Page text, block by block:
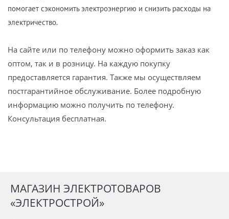
помогает сэкономить электроэнергию и снизить расходы на
электричество.
На сайте или по телефону можно оформить заказ как
оптом, так и в розницу. На каждую покупку
предоставляется гарантия. Также мы осуществляем
постгарантийное обслуживание. Более подробную
информацию можно получить по телефону.
Консультация бесплатная.
МАГАЗИН ЭЛЕКТРОТОВАРОВ
«ЭЛЕКТРОСТРОЙ»